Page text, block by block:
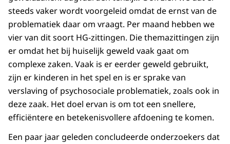
steeds vaker wordt voorgeleid omdat de ernst van de
problematiek daar om vraagt. Per maand hebben we
vier van dit soort HG-zittingen. Die themazittingen zijn
er omdat het bij huiselijk geweld vaak gaat om
complexe zaken. Vaak is er eerder geweld gebruikt,
zijn er kinderen in het spel en is er sprake van
verslaving of psychosociale problematiek, zoals ook in
deze zaak. Het doel ervan is om tot een snellere,
efficiëntere en betekenisvollere afdoening te komen.
Een paar jaar geleden concludeerde onderzoekers dat